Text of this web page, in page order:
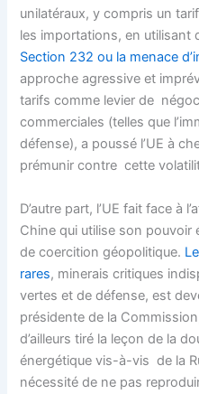
unilatéraux, y compris un
les importations, en utilisant
Section 232 ou la menace
approche agressive et
tarifs comme levier de
commerciales (telles que
défense), a poussé l’UE à
prémunir contre cette
D’autre part, l’UE fait face à
Chine qui utilise son
de coercition géopolitique.
rares, minerais critiques
vertes et de défense, est
présidente de la
d’ailleurs tiré la leçon de la
énergétique vis-à-vis de la
nécessité de ne pas